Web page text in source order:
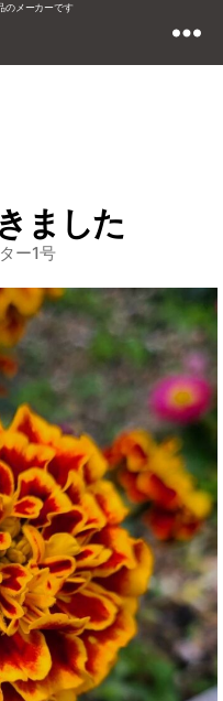
のメーカーです
ました
ー1号